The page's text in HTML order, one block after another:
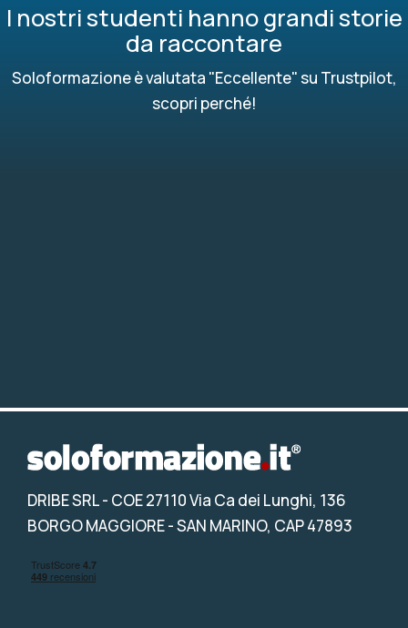
I nostri studenti hanno grandi storie
da raccontare
Soloformazione è valutata "Eccellente" su Trustpilot,
scopri perché!
DRIBE SRL- COE 27110 Via Ca dei Lunghi, 136
BORGO MAGGIORE - SAN MARINO, CAP 47893